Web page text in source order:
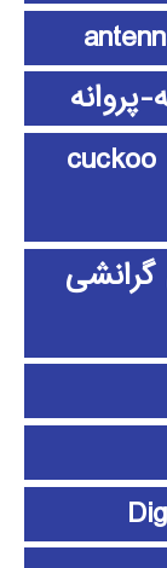
پروانه
الگوریتم جستجوی فاخته cuckoo